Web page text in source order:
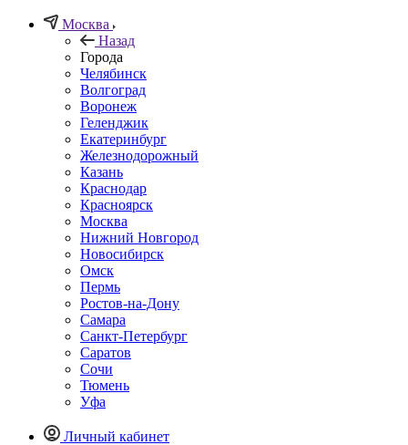
Москва
Назад
Города
Челябинск
Волгоград
Воронеж
Геленджик
Екатеринбург
Железнодорожный
Казань
Краснодар
Красноярск
Москва
Нижний Новгород
Новосибирск
Омск
Пермь
Ростов-на-Дону
Самара
Санкт-Петербург
Саратов
Сочи
Тюмень
Уфа
Личный кабинет